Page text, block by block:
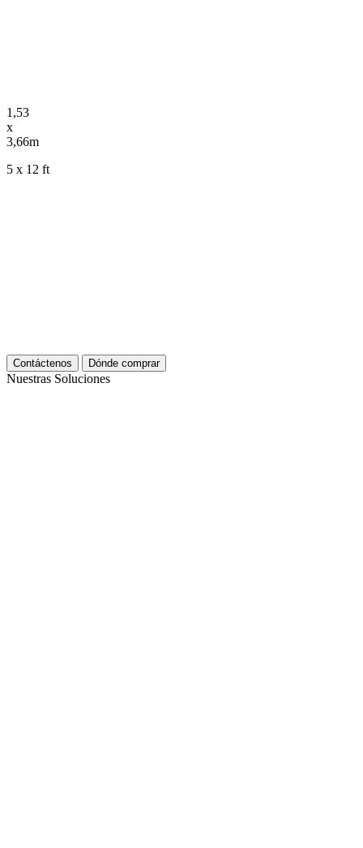
1,53
x
3,66m
5 x 12 ft
Contáctenos Dónde comprar
Nuestras Soluciones